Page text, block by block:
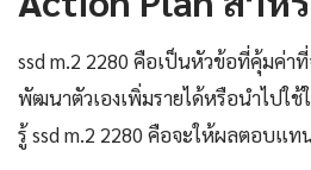
ssd m.2 2280 คือเป็นหัวข้อที่คุ้มค่าที่
พัฒนาตัวเองเพิ่มรายได้หรือนำไปใช้
รู้ ssd m.2 2280 คือจะให้ผลตอบแท